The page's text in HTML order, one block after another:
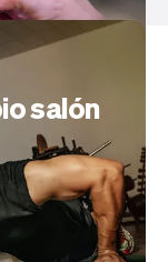
salón